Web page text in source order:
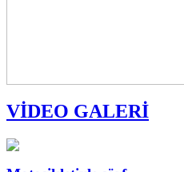
VİDEO GALERİ